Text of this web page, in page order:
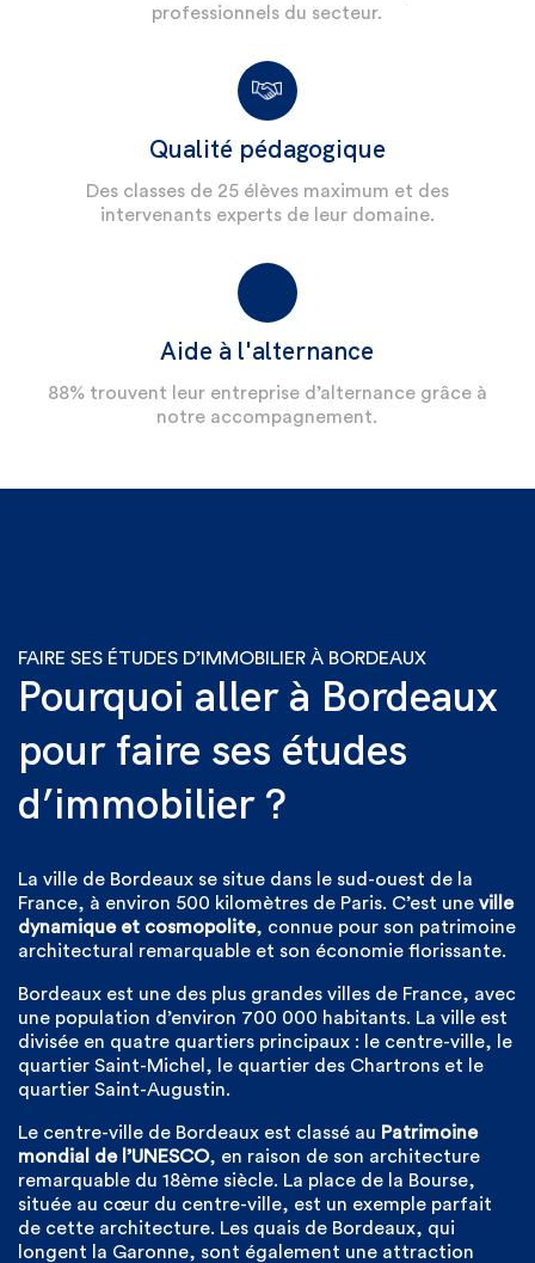
professionnels du secteur.
Qualité pédagogique
Des classes de 25 élèves maximum et des
intervenants experts de leur domaine.
Aide à l'alternance
88% trouvent leur entreprise d’alternance grâce à
notre accompagnement.
FAIRE SES ÉTUDES D’IMMOBILIER À BORDEAUX
Pourquoi aller à Bordeaux
pour faire ses études
d’immobilier ?
La ville de Bordeaux se situe dans le sud-ouest de la
France, à environ 500 kilomètres de Paris. C’est une ville
dynamique et cosmopolite, connue pour son patrimoine
architectural remarquable et son économie florissante.
Bordeaux est une des plus grandes villes de France, avec
une population d’environ 700 000 habitants. La ville est
divisée en quatre quartiers principaux : le centre-ville, le
quartier Saint-Michel, le quartier des Chartrons et le
quartier Saint-Augustin.
Le centre-ville de Bordeaux est classé au Patrimoine
mondial de l’UNESCO, en raison de son architecture
remarquable du 18ème siècle. La place de la Bourse,
située au cœur du centre-ville, est un exemple parfait
de cette architecture. Les quais de Bordeaux, qui
longent la Garonne, sont également une attraction